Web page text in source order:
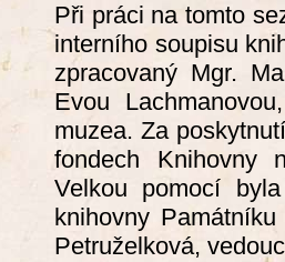
Při práci na tomto
interního soupisu
zpracovaný Mgr.
Evou
muzea. Za
fondech Knihovny
Velkou pomocí
knihovny
Petruželková,